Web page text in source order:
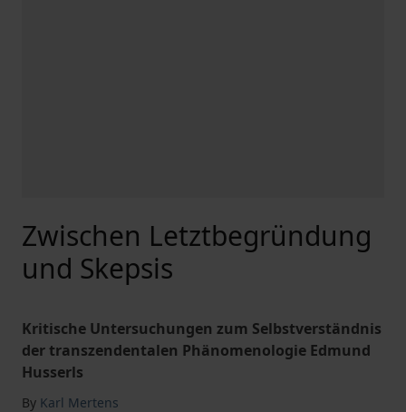
Zwischen Letztbegründung
und Skepsis
Kritische Untersuchungen zum Selbstverständnis
der transzendentalen Phänomenologie Edmund
Husserls
By Karl Mertens